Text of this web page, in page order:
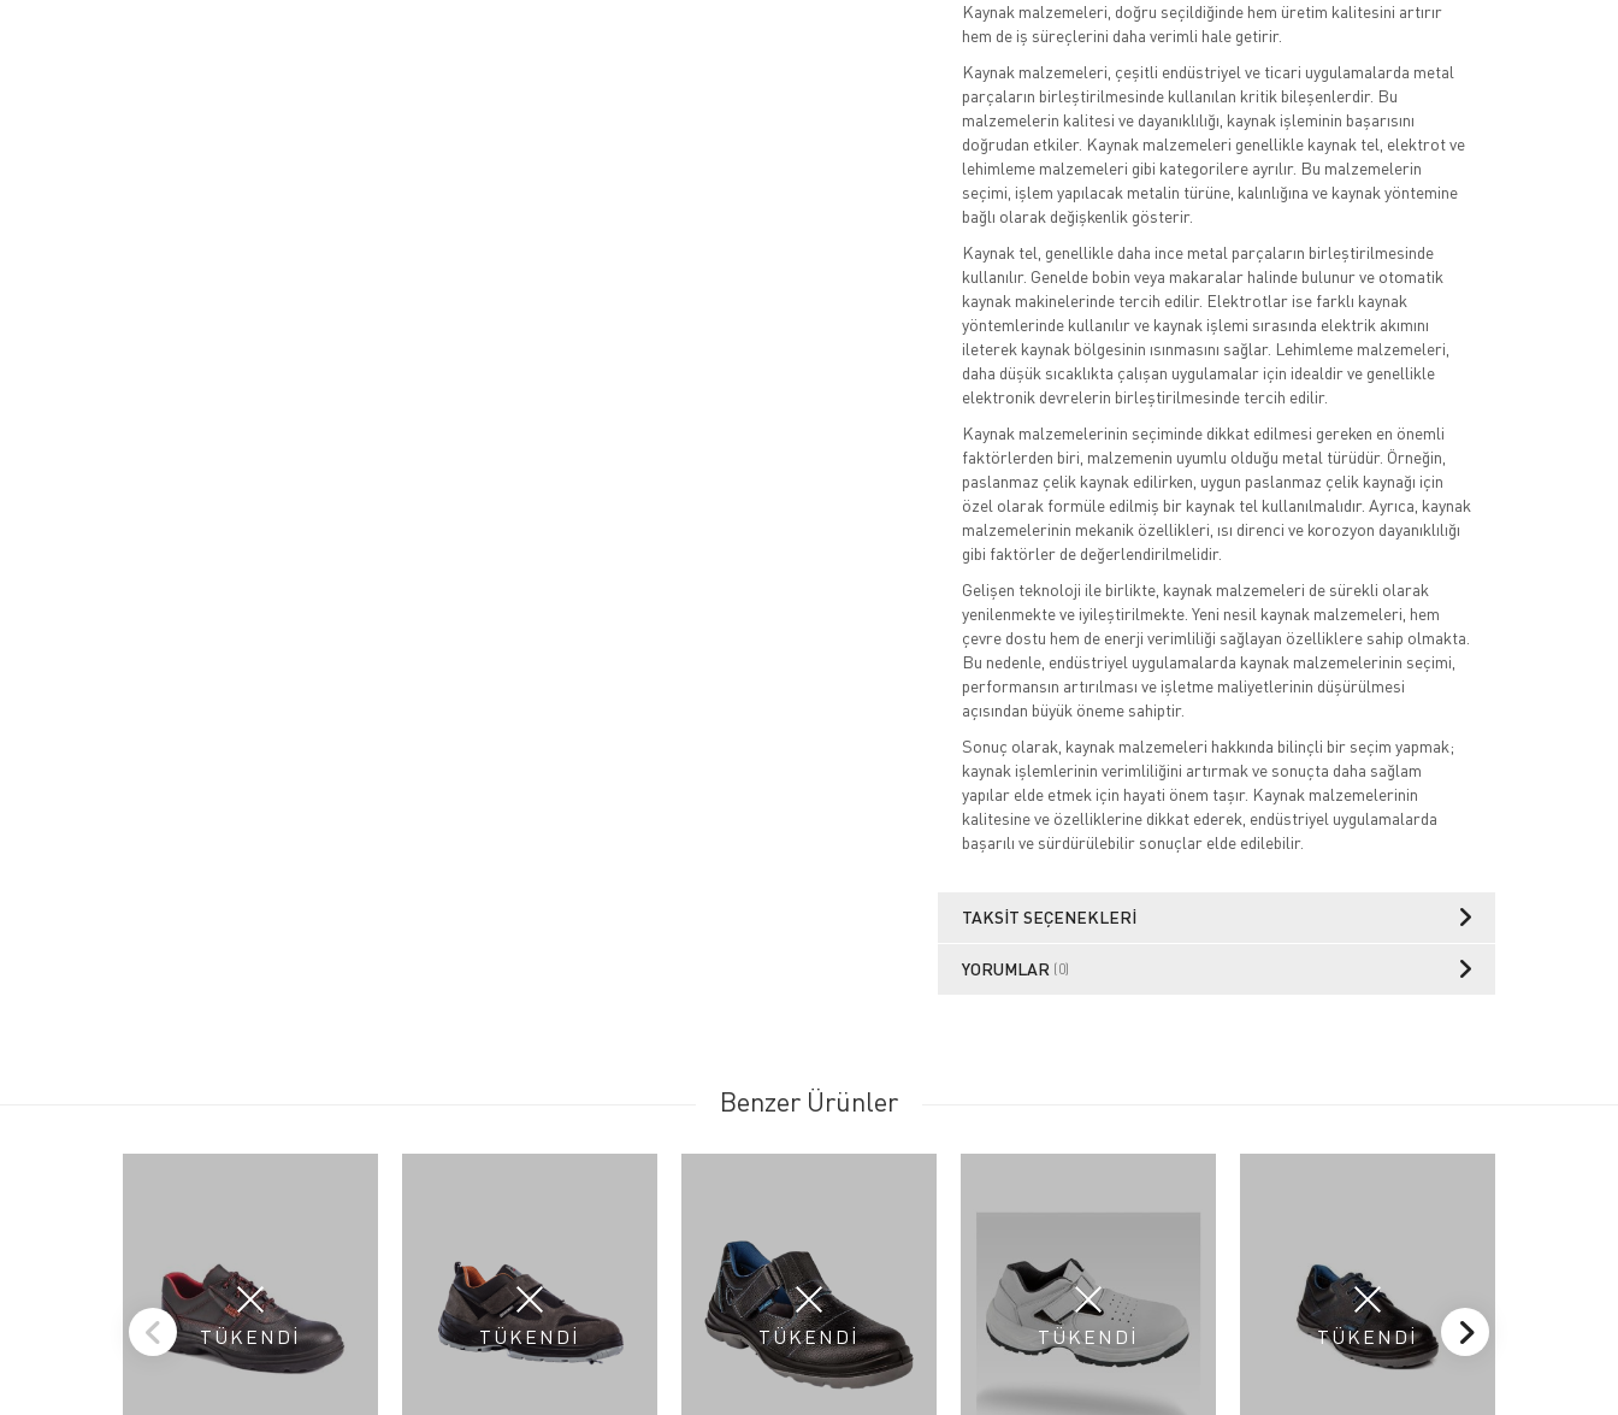
Kaynak malzemeleri, doğru seçildiğinde hem üretim kalitesini artırır
hem de iş süreçlerini daha verimli hale getirir.
Kaynak malzemeleri, çeşitli endüstriyel ve ticari uygulamalarda metal
parçaların birleştirilmesinde kullanılan kritik bileşenlerdir. Bu
malzemelerin kalitesi ve dayanıklılığı, kaynak işleminin başarısını
doğrudan etkiler. Kaynak malzemeleri genellikle kaynak tel, elektrot ve
lehimleme malzemeleri gibi kategorilere ayrılır. Bu malzemelerin
seçimi, işlem yapılacak metalin türüne, kalınlığına ve kaynak yöntemine
bağlı olarak değişkenlik gösterir.
Kaynak tel, genellikle daha ince metal parçaların birleştirilmesinde
kullanılır. Genelde bobin veya makaralar halinde bulunur ve otomatik
kaynak makinelerinde tercih edilir. Elektrotlar ise farklı kaynak
yöntemlerinde kullanılır ve kaynak işlemi sırasında elektrik akımını
ileterek kaynak bölgesinin ısınmasını sağlar. Lehimleme malzemeleri,
daha düşük sıcaklıkta çalışan uygulamalar için idealdir ve genellikle
elektronik devrelerin birleştirilmesinde tercih edilir.
Kaynak malzemelerinin seçiminde dikkat edilmesi gereken en önemli
faktörlerden biri, malzemenin uyumlu olduğu metal türüdür. Örneğin,
paslanmaz çelik kaynak edilirken, uygun paslanmaz çelik kaynağı için
özel olarak formüle edilmiş bir kaynak tel kullanılmalıdır. Ayrıca, kaynak
malzemelerinin mekanik özellikleri, ısı direnci ve korozyon dayanıklılığı
gibi faktörler de değerlendirilmelidir.
Gelişen teknoloji ile birlikte, kaynak malzemeleri de sürekli olarak
yenilenmekte ve iyileştirilmekte. Yeni nesil kaynak malzemeleri, hem
çevre dostu hem de enerji verimliliği sağlayan özelliklere sahip olmakta.
Bu nedenle, endüstriyel uygulamalarda kaynak malzemelerinin seçimi,
performansın artırılması ve işletme maliyetlerinin düşürülmesi
açısından büyük öneme sahiptir.
Sonuç olarak, kaynak malzemeleri hakkında bilinçli bir seçim yapmak;
kaynak işlemlerinin verimliliğini artırmak ve sonuçta daha sağlam
yapılar elde etmek için hayati önem taşır. Kaynak malzemelerinin
kalitesine ve özelliklerine dikkat ederek, endüstriyel uygulamalarda
başarılı ve sürdürülebilir sonuçlar elde edilebilir.
TAKSIT SEÇENEKLERI
YORUMLAR (0)
Benzer Ürünler
TÜKENDİ TÜKENDİ TÜKENDİ TÜKENDİ TÜKENDİ